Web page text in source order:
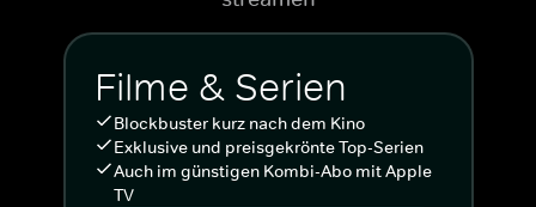
Filme & Serien
Blockbuster kurz nach dem Kino
Exklusive und preisgekrönte Top-Serien
Auch im günstigen Kombi-Abo mit Apple
TV